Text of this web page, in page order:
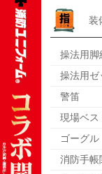
装
操法用脚
操法用ゼ
警笛
現場ベス
ゴーグル
消防手帳